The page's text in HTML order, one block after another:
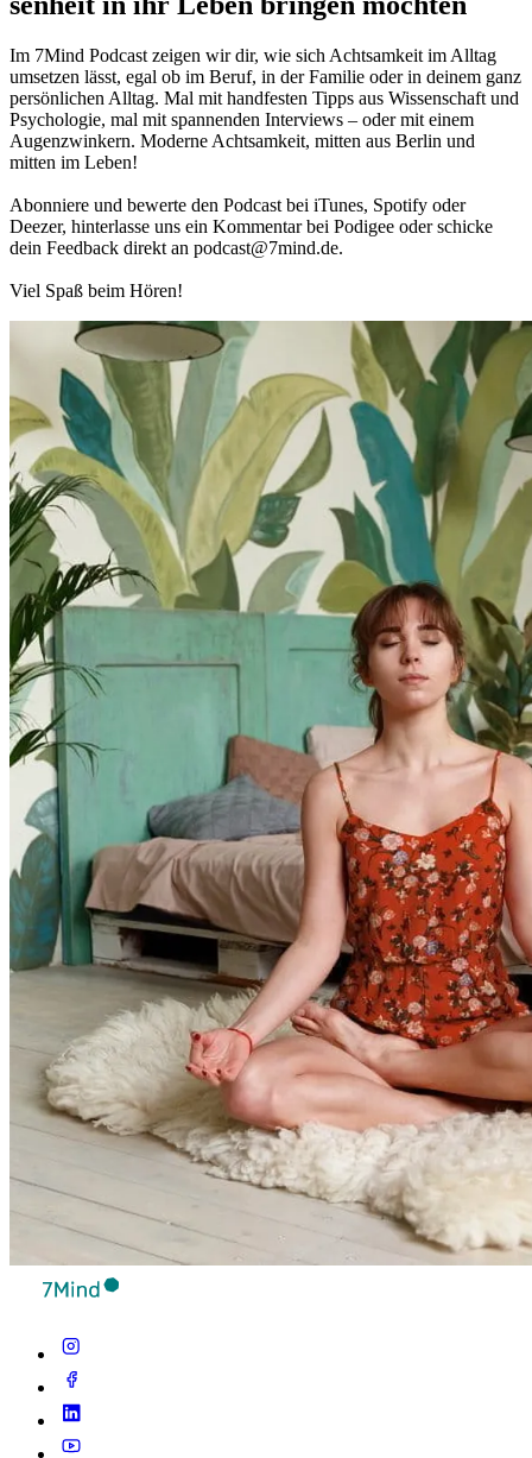
Im 7Mind Pod­cast zeigen wir dir, wie sich Acht­sam­keit im Alltag
umset­zen lässt, egal ob im Beruf, in der Fami­lie oder in deinem ganz
per­sön­li­chen Alltag. Mal mit hand­fes­ten Tipps aus Wis­sen­schaft und
Psy­cho­lo­gie, mal mit spannenden Interviews – oder mit einem
Augen­zwin­kern. Moderne Acht­sam­keit, mitten aus Berlin und
mitten im Leben!
Abon­niere und bewerte den Pod­cast bei iTunes, Spo­tify oder
Deezer, hin­ter­lasse uns ein Kom­men­tar bei Podigee oder schi­cke
dein Feed­back direkt an podcast@​7​mind.​de.
Viel Spaß beim Hören!